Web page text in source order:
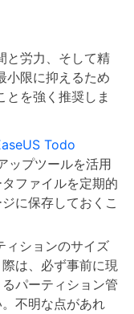
と労力、そして精
小限に抑えるため
とを強く推奨しま
Todo
ップツールを活用
ファイルを定期的
に保存しておくこ
ィションのサイズ
は、必ず事前に現
パーティション管
不明な点があれ